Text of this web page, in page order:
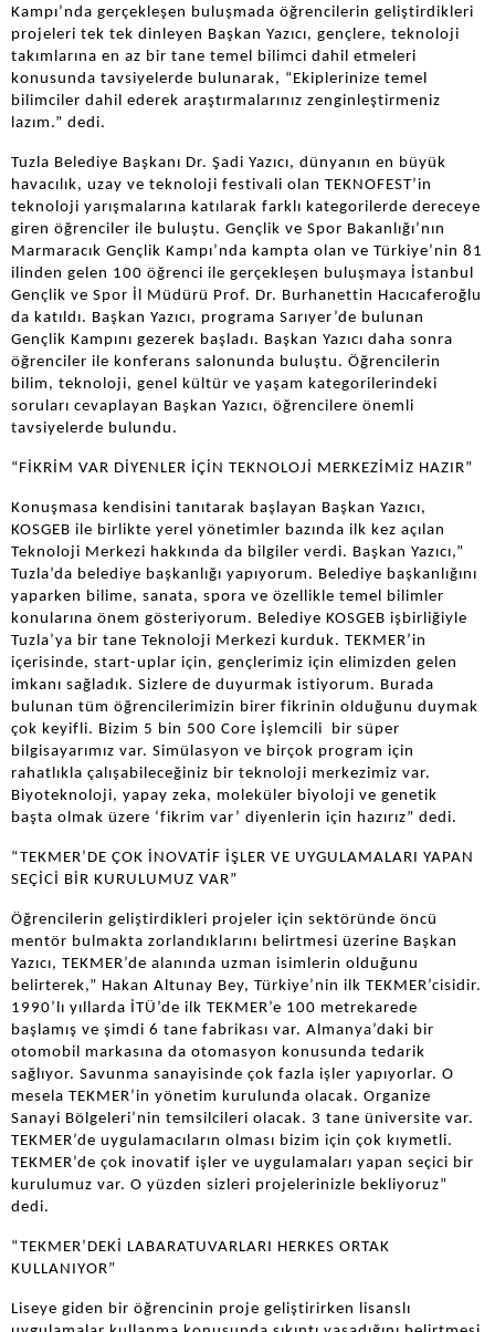
Kampı’nda gerçekleşen buluşmada öğrencilerin geliştirdikleri
projeleri tek tek dinleyen Başkan Yazıcı, gençlere, teknoloji
takımlarına en az bir tane temel bilimci dahil etmeleri
konusunda tavsiyelerde bulunarak, “Ekiplerinize temel
bilimciler dahil ederek araştırmalarınız zenginleştirmeniz
lazım.” dedi.
Tuzla Belediye Başkanı Dr. Şadi Yazıcı, dünyanın en büyük
havacılık, uzay ve teknoloji festivali olan TEKNOFEST’in
teknoloji yarışmalarına katılarak farklı kategorilerde dereceye
giren öğrenciler ile buluştu. Gençlik ve Spor Bakanlığı’nın
Marmaracık Gençlik Kampı’nda kampta olan ve Türkiye’nin 81
ilinden gelen 100 öğrenci ile gerçekleşen buluşmaya İstanbul
Gençlik ve Spor İl Müdürü Prof. Dr. Burhanettin Hacıcaferoğlu
da katıldı. Başkan Yazıcı, programa Sarıyer’de bulunan
Gençlik Kampını gezerek başladı. Başkan Yazıcı daha sonra
öğrenciler ile konferans salonunda buluştu. Öğrencilerin
bilim, teknoloji, genel kültür ve yaşam kategorilerindeki
soruları cevaplayan Başkan Yazıcı, öğrencilere önemli
tavsiyelerde bulundu.
“FİKRİM VAR DİYENLER İÇİN TEKNOLOJİ MERKEZİMİZ HAZIR”
Konuşmasa kendisini tanıtarak başlayan Başkan Yazıcı,
KOSGEB ile birlikte yerel yönetimler bazında ilk kez açılan
Teknoloji Merkezi hakkında da bilgiler verdi. Başkan Yazıcı,”
Tuzla’da belediye başkanlığı yapıyorum. Belediye başkanlığını
yaparken bilime, sanata, spora ve özellikle temel bilimler
konularına önem gösteriyorum. Belediye KOSGEB işbirliğiyle
Tuzla’ya bir tane Teknoloji Merkezi kurduk. TEKMER’in
içerisinde, start-uplar için, gençlerimiz için elimizden gelen
imkanı sağladık. Sizlere de duyurmak istiyorum. Burada
bulunan tüm öğrencilerimizin birer fikrinin olduğunu duymak
çok keyifli. Bizim 5 bin 500 Core İşlemcili bir süper
bilgisayarımız var. Simülasyon ve birçok program için
rahatlıkla çalışabileceğiniz bir teknoloji merkezimiz var.
Biyoteknoloji, yapay zeka, moleküler biyoloji ve genetik
başta olmak üzere ‘fikrim var’ diyenlerin için hazırız” dedi.
“TEKMER’DE ÇOK İNOVATİF İŞLER VE UYGULAMALARI YAPAN
SEÇİCİ BİR KURULUMUZ VAR”
Öğrencilerin geliştirdikleri projeler için sektöründe öncü
mentör bulmakta zorlandıklarını belirtmesi üzerine Başkan
Yazıcı, TEKMER’de alanında uzman isimlerin olduğunu
belirterek,” Hakan Altunay Bey, Türkiye’nin ilk TEKMER’cisidir.
1990’lı yıllarda İTÜ’de ilk TEKMER’e 100 metrekarede
başlamış ve şimdi 6 tane fabrikası var. Almanya’daki bir
otomobil markasına da otomasyon konusunda tedarik
sağlıyor. Savunma sanayisinde çok fazla işler yapıyorlar. O
mesela TEKMER’in yönetim kurulunda olacak. Organize
Sanayi Bölgeleri’nin temsilcileri olacak. 3 tane üniversite var.
TEKMER’de uygulamacıların olması bizim için çok kıymetli.
TEKMER’de çok inovatif işler ve uygulamaları yapan seçici bir
kurulumuz var. O yüzden sizleri projelerinizle bekliyoruz”
dedi.
“TEKMER’DEKİ LABARATUVARLARI HERKES ORTAK
KULLANIYOR”
Liseye giden bir öğrencinin proje geliştirirken lisanslı